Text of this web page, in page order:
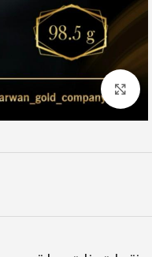
Click to enlarge